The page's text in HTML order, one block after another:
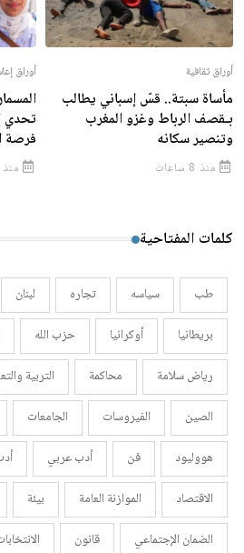
أوراق ثقافية
مأساة سبتة.. قسّ إسباني يطالب
بـقصف الرباط وغزو المغرب
وتنصير سكانه
منذ 8 ساعات
أوراق
تحدي
فرصة
منذ 9 ساعات
كلمات المفتاحية
طب سياسه تجاره لبنان
بريطانيا
أوكرانيا حزب الله
رياض سلامة
محاكمة التربية
الصين
الفيروسات الجامعات
هووليود
فن أدب عربي
الاقتصاد
الموازنة العامة بيئة
الضمان الإجتماعي
قانون